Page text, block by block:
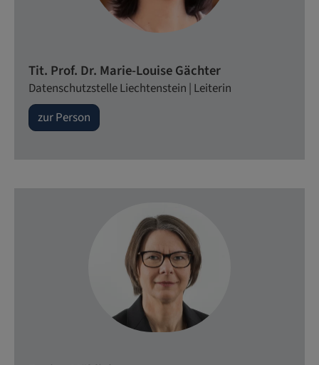
Tit. Prof. Dr. Marie-Louise Gächter
Datenschutzstelle Liechtenstein | Leiterin
zur Person